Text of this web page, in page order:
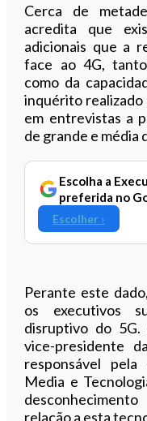
Cerca de
acredita que
adicionais que a
face ao 4G,
como da
inquérito realizado
em entrevistas a
de grande e média
Escolha a
preferida no
Escolher ›
Perante este
os executivos
disruptivo do 5G.
vice-presidente
responsável pela
Media e
relação a esta